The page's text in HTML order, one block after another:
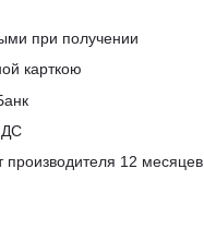
при получении
карткою
производителя 12 месяцев